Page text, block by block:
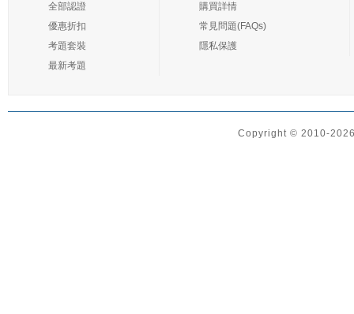
全部認證
優惠折扣
考題套裝
最新考題
購買詳情
常見問題(FAQs)
隱私保護
Copyright © 2010-